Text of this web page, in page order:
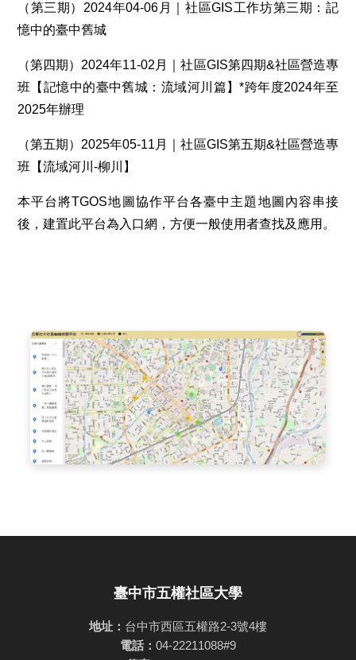
（第三期）2024年04-06月｜社區GIS工作坊第三期：記
憶中的臺中舊城
（第四期）2024年11-02月｜社區GIS第四期&社區營造專
班【記憶中的臺中舊城：流域河川篇】*跨年度2024年至
2025年辦理
（第五期）2025年05-11月｜社區GIS第五期&社區營造專
班【流域河川-柳川】
本平台將TGOS地圖協作平台各臺中主題地圖內容串接
後，建置此平台為入口網，方便一般使用者查找及應用。
臺中市五權社區大學
地址： 台中市西區五權路2-3號4樓
電話： 04-22211088#9